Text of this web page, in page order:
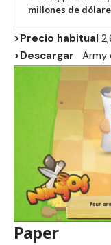
millones de
>Precio habitual
>Descargar
Army
Paper